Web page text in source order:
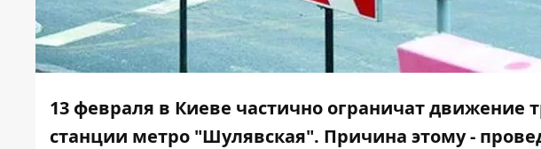
13 февраля в Киеве частично ограничат движение
станции метро "Шулявская". Причина этому -